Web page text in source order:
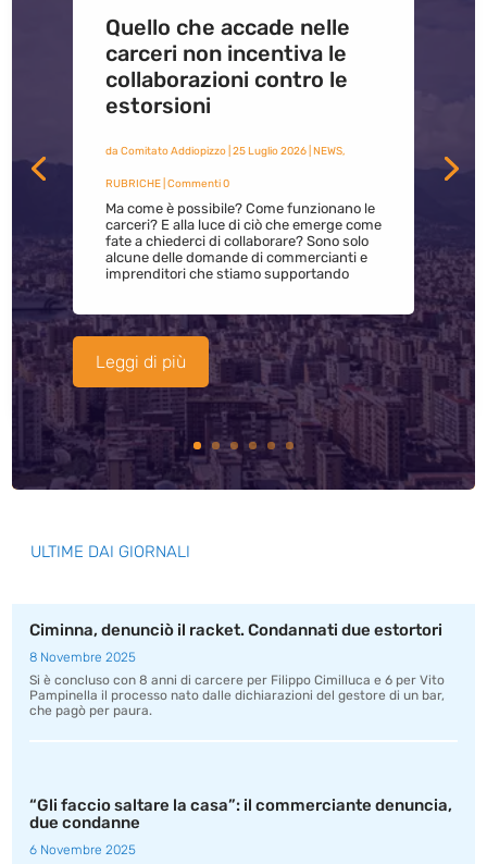
Quello che accade nelle
carceri non incentiva le
collaborazioni contro le
estorsioni
da Comitato Addiopizzo| 25 Luglio 2026| NEWS,
RUBRICHE| Commenti 0
Ma come è possibile? Come funzionano le
carceri? E alla luce di ciò che emerge come
fate a chiederci di collaborare? Sono solo
alcune delle domande di commercianti e
imprenditori che stiamo supportando
Leggi di più
ULTIME DAI GIORNALI
Ciminna, denunciò il racket. Condannati due estortori
8 Novembre 2025
Si è concluso con 8 anni di carcere per Filippo Cimilluca e 6 per Vito
Pampinella il processo nato dalle dichiarazioni del gestore di un bar,
che pagò per paura.
“Gli faccio saltare la casa”: il commerciante denuncia,
due condanne
6 Novembre 2025